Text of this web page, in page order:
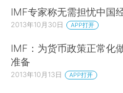
IMF专家称无需担忧中国
2013年10月30日 APP打开
IMF：为货币政策正常化
准备
2013年10月13日 APP打开